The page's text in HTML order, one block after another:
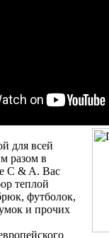
для всей
разом в
C & A. Вас
теплой
футболок,
и прочих